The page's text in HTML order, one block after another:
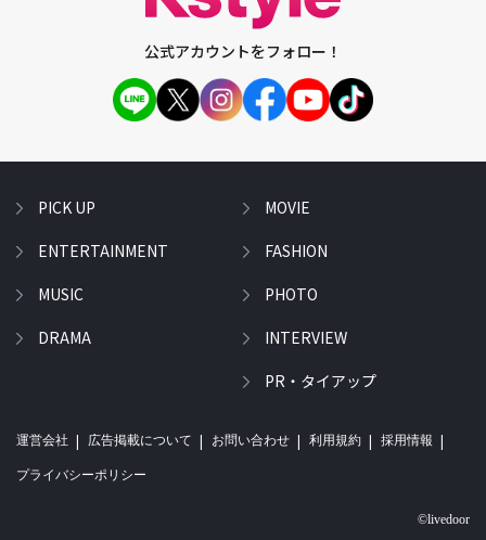
公式アカウントをフォロー！
PICK UP
ENTERTAINMENT
MUSIC
DRAMA
MOVIE
FASHION
PHOTO
INTERVIEW
PR・タイアップ
運営会社 広告掲載について お問い合わせ 利用規約 採用情報
プライバシーポリシー
©livedoor